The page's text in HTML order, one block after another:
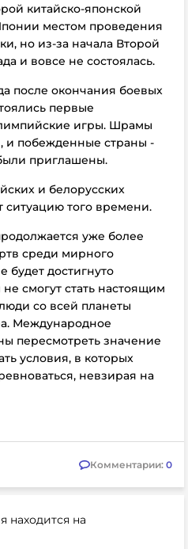
китайско-японской
местом проведения
но из-за начала Второй
и вовсе не состоялась.
после окончания боевых
первые
игры. Шрамы
и побежденные страны -
приглашены.
и белорусских
ситуацию того времени.
уже более
среди мирного
будет достигнуто
смогут стать настоящим
со всей планеты
Международное
пересмотреть значение
условия, в которых
невзирая на
Комментарии: 0
находится на